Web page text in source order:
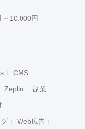
~ 10,000円
CMS
Zeplin 副業
Web広告